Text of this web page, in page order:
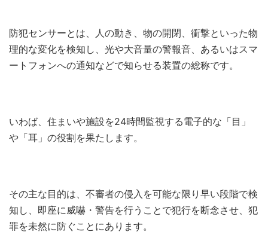
防犯センサーとは、人の動き、物の開閉、衝撃といった物
理的な変化を検知し、光や大音量の警報音、あるいはスマ
ートフォンへの通知などで知らせる装置の総称です。
いわば、住まいや施設を24時間監視する電子的な「目」
や「耳」の役割を果たします。
その主な目的は、不審者の侵入を可能な限り早い段階で検
知し、即座に威嚇・警告を行うことで犯行を断念させ、犯
罪を未然に防ぐことにあります。